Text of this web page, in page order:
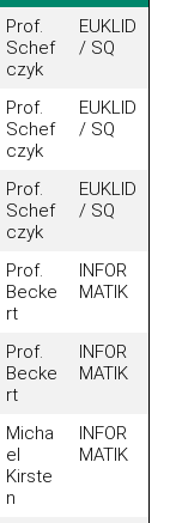
Prof.
Schef
czyk
EUKLID
/ SQ
Prof.
Schef
czyk
EUKLID
/ SQ
Prof.
Schef
czyk
EUKLID
/ SQ
Prof.
Becke
rt
INFOR
MATIK
Prof.
Becke
rt
INFOR
MATIK
Micha
el
Kirste
n
INFOR
MATIK